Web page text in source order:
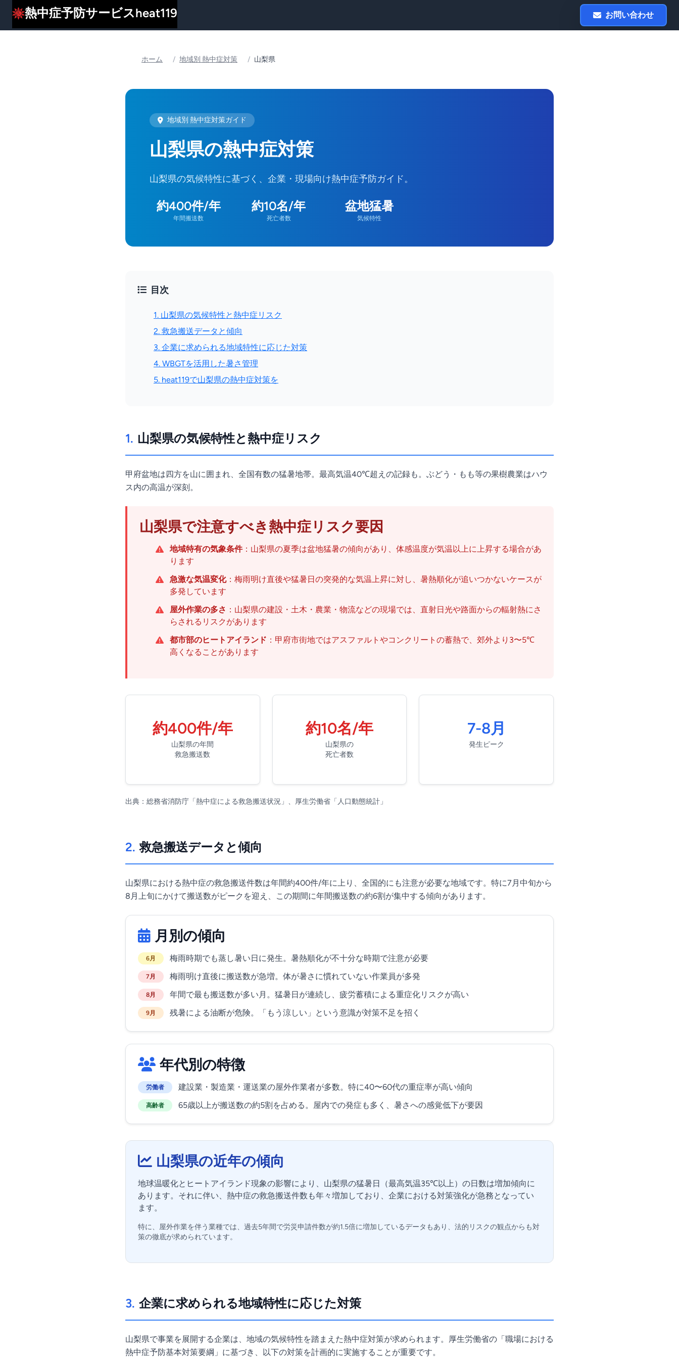
熱中症予防サービスheat119 お問い合わせ
ホーム / 地域別 熱中症対策 / 山梨県
地域別 熱中症対策ガイド
山梨県の熱中症対策
山梨県の気候特性に基づく、企業・現場向け熱中症予防ガイド。
約400件/年
年間搬送数
約10名/年
死亡者数
盆地猛暑
気候特性
目次
1. 山梨県の気候特性と熱中症リスク
2. 救急搬送データと傾向
3. 企業に求められる地域特性に応じた対策
4. WBGTを活用した暑さ管理
5. heat119で山梨県の熱中症対策を
1. 山梨県の気候特性と熱中症リスク
甲府盆地は四方を山に囲まれ、全国有数の猛暑地帯。最高気温40℃超えの記録も。ぶどう・もも等の果樹農業はハウ
ス内の高温が深刻。
山梨県で注意すべき熱中症リスク要因
地域特有の気象条件：山梨県の夏季は盆地猛暑の傾向があり、体感温度が気温以上に上昇する場合があ
ります
急激な気温変化：梅雨明け直後や猛暑日の突発的な気温上昇に対し、暑熱順化が追いつかないケースが
多発しています
屋外作業の多さ ：山梨県の建設・土木・農業・物流などの現場では、直射日光や路面からの輻射熱にさ
らされるリスクがあります
都市部のヒートアイランド ：甲府市街地ではアスファルトやコンクリートの蓄熱で、郊外より3〜5℃
高くなることがあります
約400件/年
山梨県の年間
救急搬送数
約10名/年
山梨県の
死亡者数
7-8月
発生ピーク
出典：総務省消防庁「熱中症による救急搬送状況」、厚生労働省「人口動態統計」
2. 救急搬送データと傾向
山梨県における熱中症の救急搬送件数は年間約400件/年に上り、全国的にも注意が必要な地域です。特に7月中旬から
8月上旬にかけて搬送数がピークを迎え、この期間に年間搬送数の約6割が集中する傾向があります。
月別の傾向
6月 梅雨時期でも蒸し暑い日に発生。暑熱順化が不十分な時期で注意が必要
7月 梅雨明け直後に搬送数が急増。体が暑さに慣れていない作業員が多発
8月 年間で最も搬送数が多い月。猛暑日が連続し、疲労蓄積による重症化リスクが高い
9月 残暑による油断が危険。「もう涼しい」という意識が対策不足を招く
年代別の特徴
労働者 建設業・製造業・運送業の屋外作業者が多数。特に40〜60代の重症率が高い傾向
高齢者 65歳以上が搬送数の約5割を占める。屋内での発症も多く、暑さへの感覚低下が要因
山梨県の近年の傾向
地球温暖化とヒートアイランド現象の影響により、山梨県の猛暑日（最高気温35℃以上）の日数は増加傾向に
あります。それに伴い、熱中症の救急搬送件数も年々増加しており、企業における対策強化が急務となってい
ます。
特に、屋外作業を伴う業種では、過去5年間で労災申請件数が約1.5倍に増加しているデータもあり、法的リスクの観点からも対
策の徹底が求められています。
3. 企業に求められる地域特性に応じた対策
山梨県で事業を展開する企業は、地域の気候特性を踏まえた熱中症対策が求められます。厚生労働省の「職場における
熱中症予防基本対策要綱」に基づき、以下の対策を計画的に実施することが重要です。